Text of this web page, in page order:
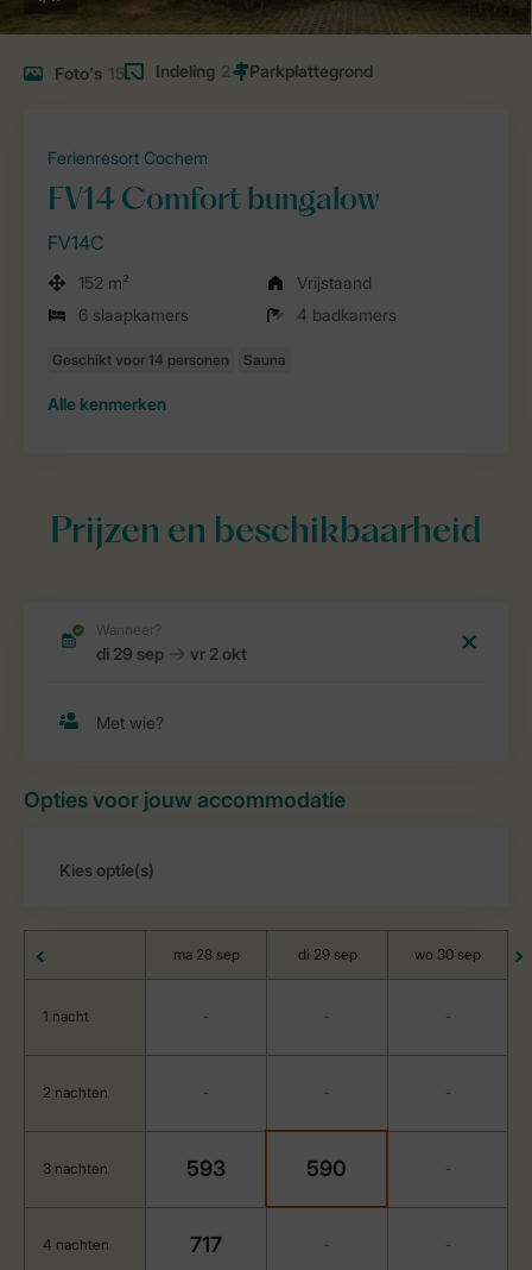
Foto's 15 Indeling 2
Ferienresort Cochem
FV14 Comfort bungalow
FV14C
152 m²
Vrijstaand
6 slaapkamers
4 badkamers
Alle kenmerken
Prijzen en beschikbaarheid
Opties voor jouw accommodatie
ma 28 sep di 29 sep wo 30 sep
1 nacht - - -
2 nachten - - -
3 nachten 593 590 -
4 nachten 717 - -